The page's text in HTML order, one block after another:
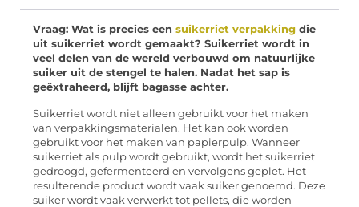
Vraag: Wat is precies een suikerriet verpakking die
uit suikerriet wordt gemaakt? Suikerriet wordt in
veel delen van de wereld verbouwd om natuurlijke
suiker uit de stengel te halen. Nadat het sap is
geëxtraheerd, blijft bagasse achter.
Suikerriet wordt niet alleen gebruikt voor het maken
van verpakkingsmaterialen. Het kan ook worden
gebruikt voor het maken van papierpulp. Wanneer
suikerriet als pulp wordt gebruikt, wordt het suikerriet
gedroogd, gefermenteerd en vervolgens geplet. Het
resulterende product wordt vaak suiker genoemd. Deze
suiker wordt vaak verwerkt tot pellets, die worden